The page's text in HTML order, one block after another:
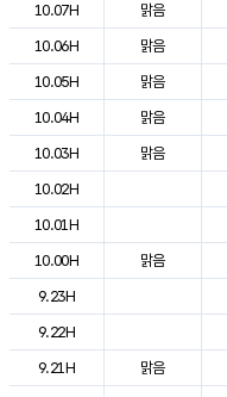
10.07H
맑음
10.06H
맑음
10.05H
맑음
10.04H
맑음
10.03H
맑음
10.02H
10.01H
10.00H
맑음
9.23H
9.22H
9.21H
맑음